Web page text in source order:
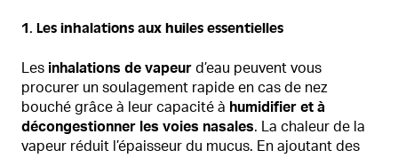
1. Les inhalations aux huiles essentielles
Les inhalations de vapeur d’eau peuvent vous
procurer un soulagement rapide en cas de nez
bouché grâce à leur capacité à humidifier et à
décongestionner les voies nasales. La chaleur de la
vapeur réduit l’épaisseur du mucus. En ajoutant des